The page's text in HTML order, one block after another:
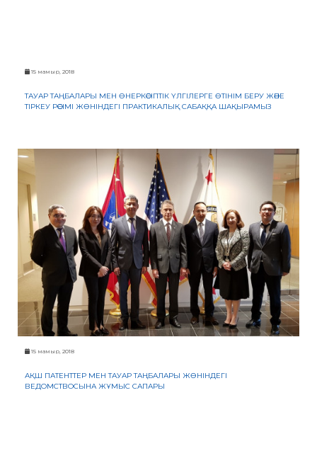
15 мамыр, 2018
ТАУАР ТАҢБАЛАРЫ МЕН ӨНЕРКӘСІПТІК ҮЛГІЛЕРГЕ ӨТІНІМ БЕРУ ЖӘНЕ
ТІРКЕУ РӘСІМІ ЖӨНІНДЕГІ ПРАКТИКАЛЫҚ САБАҚҚА ШАҚЫРАМЫЗ
15 мамыр, 2018
АҚШ ПАТЕНТТЕР МЕН ТАУАР ТАҢБАЛАРЫ ЖӨНІНДЕГІ
ВЕДОМСТВОСЫНА ЖҰМЫС САПАРЫ